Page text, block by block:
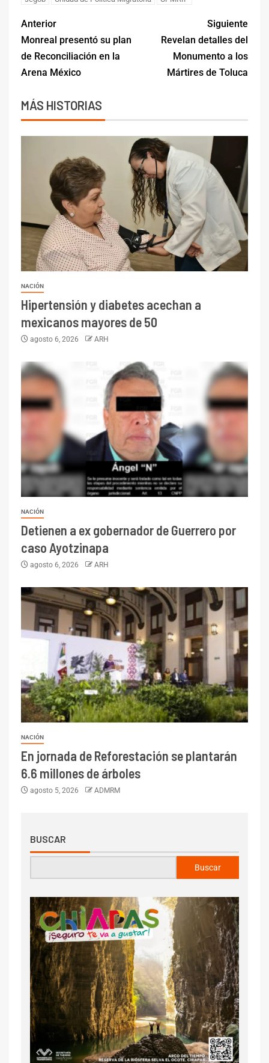
Anterior
Monreal presentó su plan
de Reconciliación en la
Arena México
Siguiente
Revelan detalles del
Monumento a los
Mártires de Toluca
MÁS HISTORIAS
NACIÓN
Hipertensión y diabetes acechan a
mexicanos mayores de 50
agosto 6, 2026 ARH
NACIÓN
Detienen a ex gobernador de Guerrero por
caso Ayotzinapa
agosto 6, 2026 ARH
NACIÓN
En jornada de Reforestación se plantarán
6.6 millones de árboles
agosto 5, 2026 ADMRM
BUSCAR
Buscar